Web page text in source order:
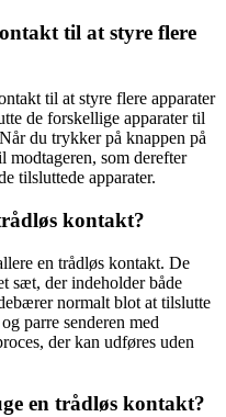
til at styre flere
til at styre flere apparater
de forskellige apparater til
du trykker på knappen på
modtageren, som derefter
tilsluttede apparater.
kontakt?
en trådløs kontakt. De
sæt, der indeholder både
normalt blot at tilslutte
parre senderen med
der kan udføres uden
en trådløs kontakt?